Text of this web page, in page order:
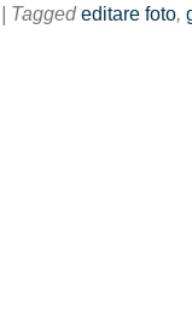
| Taggededitare foto,